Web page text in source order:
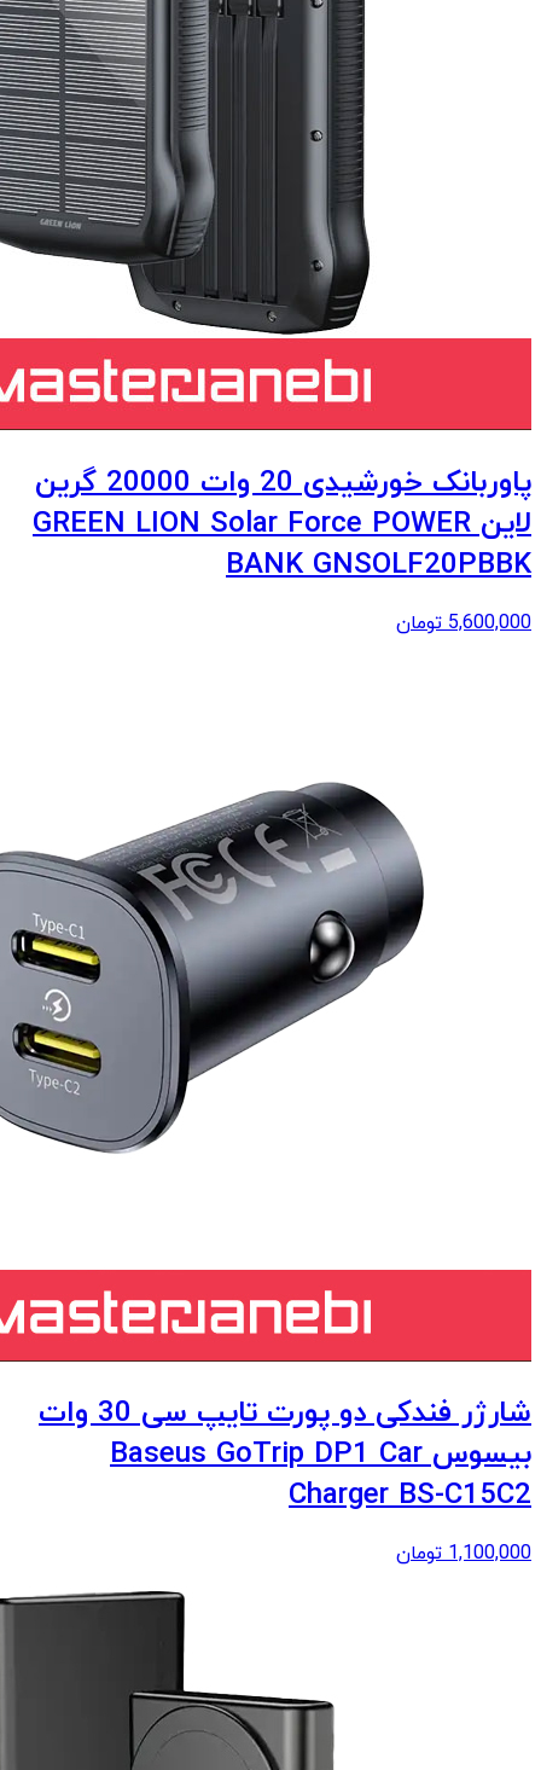
پاوربانک خورشیدی 20 وات 20000 گرین
لاین GREEN LION Solar Force POWER
BANK GNSOLF20PBBK
5,600,000 تومان
شارژر فندکی دو پورت تایپ سی 30 وات
بیسوس Baseus GoTrip DP1 Car
Charger BS-C15C2
1,100,000 تومان